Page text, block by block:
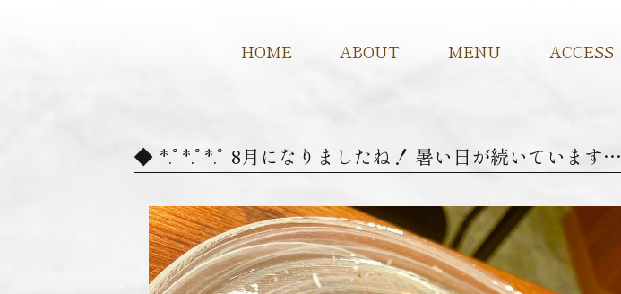
HOME ABOUT MENU ACCESS
*.ﾟ*.ﾟ*.ﾟ 8月になりましたね！ 暑い日が続いています…